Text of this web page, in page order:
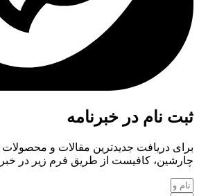
ثبت نام در خبرنامه
برای دریافت جدیدترین مقالات و
چارشین، کافیست از طریق فرم زیر در